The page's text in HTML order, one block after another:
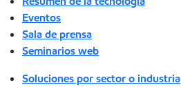
Eventos
Sala de prensa
Seminarios web
Soluciones por sector o industria